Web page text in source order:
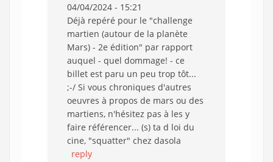
04/04/2024 - 15:21
Déjà repéré pour le "challenge
martien (autour de la planète
Mars) - 2e édition" par rapport
auquel - quel dommage! - ce
billet est paru un peu trop tôt...
;-/ Si vous chroniques d'autres
oeuvres à propos de mars ou des
martiens, n'hésitez pas à les y
faire référencer... (s) ta d loi du
cine, "squatter" chez dasola
reply